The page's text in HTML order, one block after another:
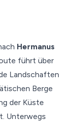
Hermanus
führt über
Landschaften
Berge
der Küste
Unterwegs